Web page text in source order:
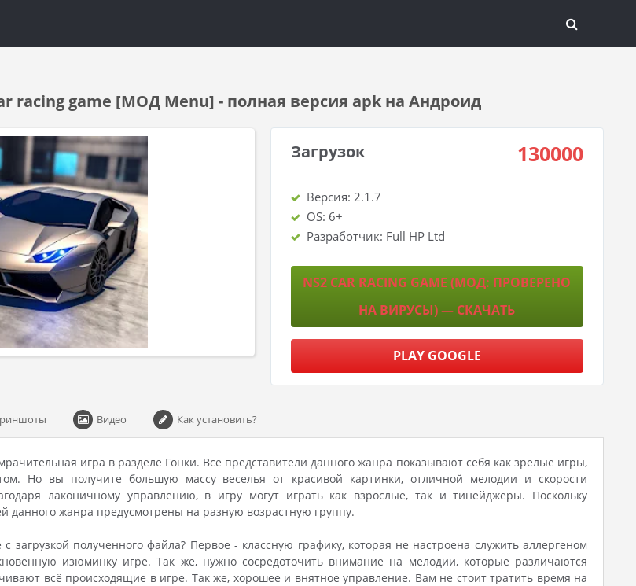
racing game [МОД Menu] - полная версия apk на Андроид
Загрузок 130000
Версия: 2.1.7
OS: 6+
Разработчик: Full HP Ltd
NS2 CAR RACING GAME (МОД: ПРОВЕРЕНО
НА ВИРУСЫ) — СКАЧАТЬ
PLAY GOOGLE
Видео Как установить?
игра в разделе Гонки. Все представители данного жанра показывают себя как зрелые игры,
Но вы получите большую массу веселья от красивой картинки, отличной мелодии и скорости
лаконичному управлению, в игру могут играть как взрослые, так и тинейджеры. Поскольку
данного жанра предусмотрены на разную возрастную группу.
загрузкой полученного файла? Первое - классную графику, которая не настроена служить аллергеном
изюминку игре. Так же, нужно сосредоточить внимание на мелодии, которые различаются
всё происходящие в игре. Так же, хорошее и внятное управление. Вам не стоит тратить время на